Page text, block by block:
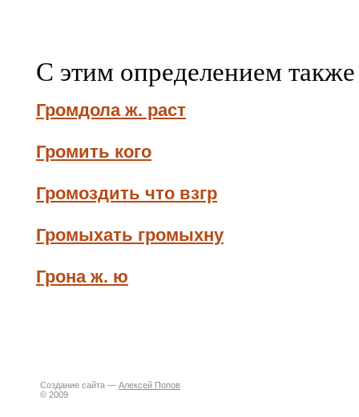
С этим определением
Громдола ж. раст
Громить кого
Громоздить что взгр
Громыхать громыхну
Грона ж. ю
Создание сайта — Алексей Попов
© 2009